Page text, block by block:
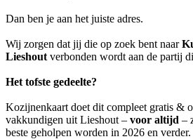
Dan ben je aan het juiste adres.
Wij zorgen dat jij die op zoek bent naar
Lieshout verbonden wordt aan de partij
Het tofste gedeelte?
Kozijnenkaart doet dit compleet gratis &
vakkundigen uit Lieshout – voor altijd –
beste geholpen worden in 2026 en verder.